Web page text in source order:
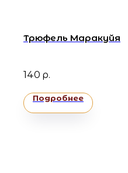
Трюфель Маракуйя
140 р.
Подробнее